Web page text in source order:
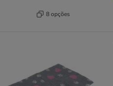
8 opções